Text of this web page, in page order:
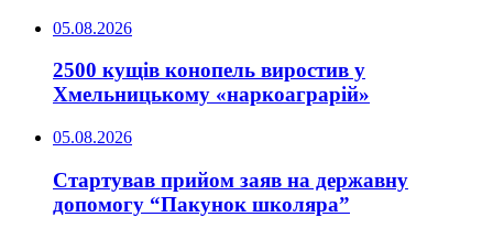
05.08.2026
2500 кущів конопель виростив у
Хмельницькому «наркоаграрій»
05.08.2026
Стартував прийом заяв на державну
допомогу “Пакунок школяра”